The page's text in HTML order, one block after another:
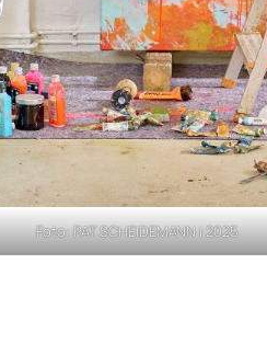
Foto: PAT SCHEIDEMANN | 2025